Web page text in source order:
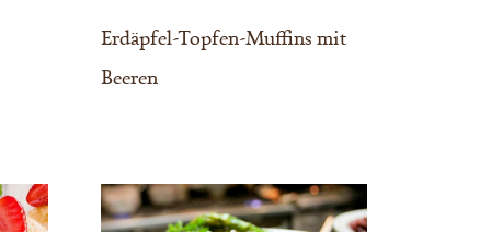
Erdäpfel-Topfen-Muffins mit
Beeren